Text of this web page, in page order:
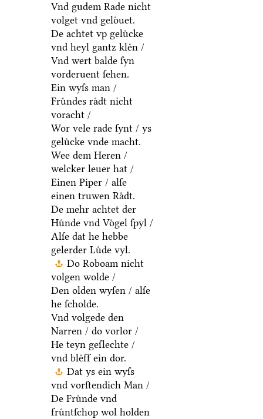
Vnd gudem Rade nicht
volget vnd geloͤuet.
De achtet vp geluͤcke
vnd heyl gantz kleͤn /
Vnd wert balde ſyn
vorderuent ſehen.
Ein wyſs man /
Fruͤndes raͤdt nicht
voracht /
Wor vele rade ſynt / ys
geluͤcke vnde macht.
Wee dem Heren /
welcker leuer hat /
Einen Piper / alſe
einen truwen Raͤdt.
De mehr achtet der
Huͤnde vnd Voͤgel ſpyl /
Alſe dat he hebbe
gelerder Luͤde vyl.
Do Roboam nicht
volgen wolde /
Den olden wyſen / alſe
he ſcholde.
Vnd volgede den
Narren / do vorlor /
He teyn geſlechte /
vnd bleͤff ein dor.
Dat ys ein wyſs
vnd vorſtendich Man /
De Fruͤnde vnd
fruͤntſchop wol holden